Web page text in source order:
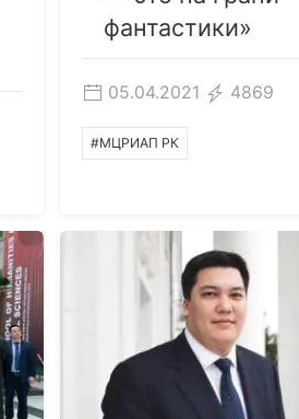
фантастики»
05.04.2021 4869
#МЦРИАП РК